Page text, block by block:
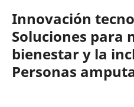
Innovación
Soluciones para
bienestar y la
Personas